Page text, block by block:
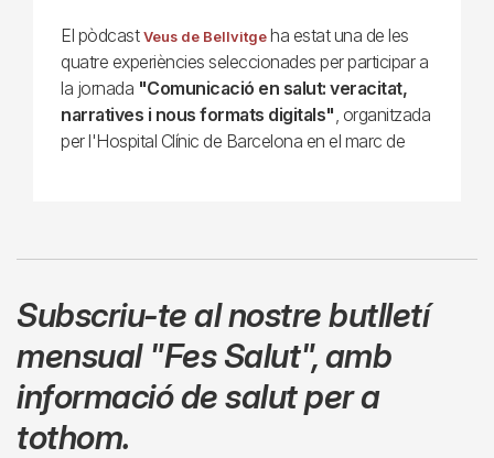
El pòdcast Veus de Bellvitgeha estat una de les
quatre experiències seleccionades per participar a
la jornada "Comunicació en salut: veracitat,
narratives i nous formats digitals" , organitzada
per l'Hospital Clínic de Barcelona en el marc de
Subscriu-te al nostre butlletí
mensual "Fes Salut",amb
informació de salut per a
tothom.